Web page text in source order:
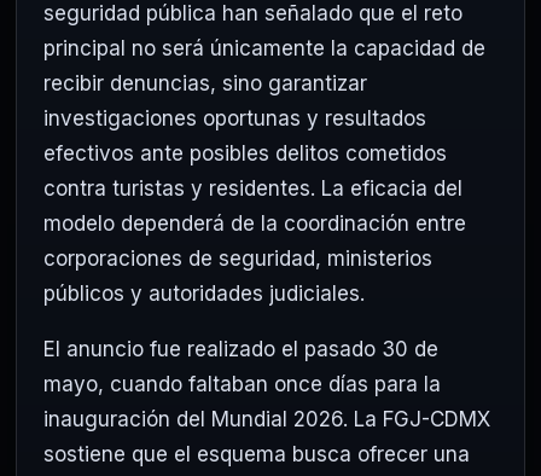
seguridad pública han señalado que el reto
principal no será únicamente la capacidad de
recibir denuncias, sino garantizar
investigaciones oportunas y resultados
efectivos ante posibles delitos cometidos
contra turistas y residentes. La eficacia del
modelo dependerá de la coordinación entre
corporaciones de seguridad, ministerios
públicos y autoridades judiciales.
El anuncio fue realizado el pasado 30 de
mayo, cuando faltaban once días para la
inauguración del Mundial 2026. La FGJ-CDMX
sostiene que el esquema busca ofrecer una